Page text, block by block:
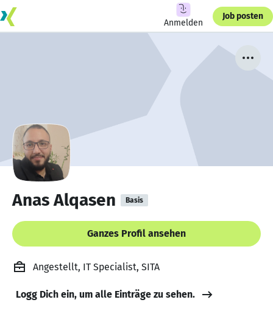
Anmelden
Job posten
Anas Alqasen Basis
Ganzes Profil ansehen
Angestellt, IT Specialist, SITA
Logg Dich ein, um alle Einträge zu sehen.